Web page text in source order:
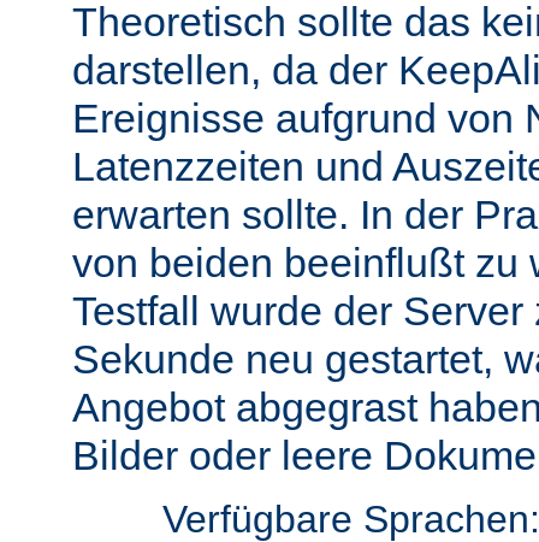
Theoretisch sollte das
darstellen, da der
Ereignisse aufgrund von
Latenzzeiten und
erwarten sollte. In der
von beiden beeinflußt zu
Testfall wurde der
Sekunde neu gestartet,
Angebot abgegrast
Bilder oder leere
Verfügbare